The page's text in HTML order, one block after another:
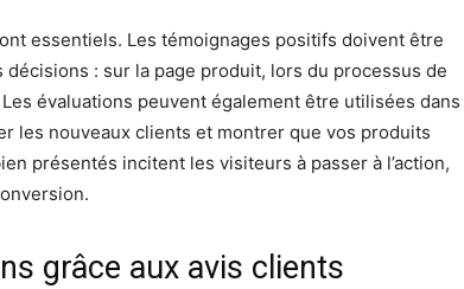
essentiels. Les témoignages positifs doivent être
: sur la page produit, lors du processus de
évaluations peuvent également être utilisées dans
les nouveaux clients et montrer que vos produits
présentés incitent les visiteurs à passer à l’action,
grâce aux avis clients